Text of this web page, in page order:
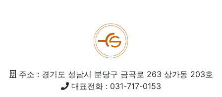
주소 : 경기도 성남시 분당구 금곡로 263 상가동 203호
대표전화 : 031-717-0153